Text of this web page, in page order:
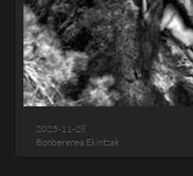
2025-11-28
Bonberenea Ekintzak